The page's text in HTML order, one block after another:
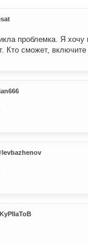
проблемка. Я хочу
Кто сможет,